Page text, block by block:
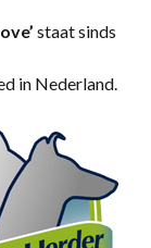
staat sinds
in Nederland.